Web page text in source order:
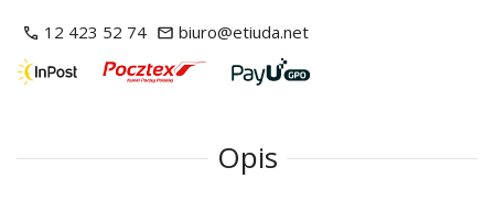
12 423 52 74 biuro@etiuda.net
Opis